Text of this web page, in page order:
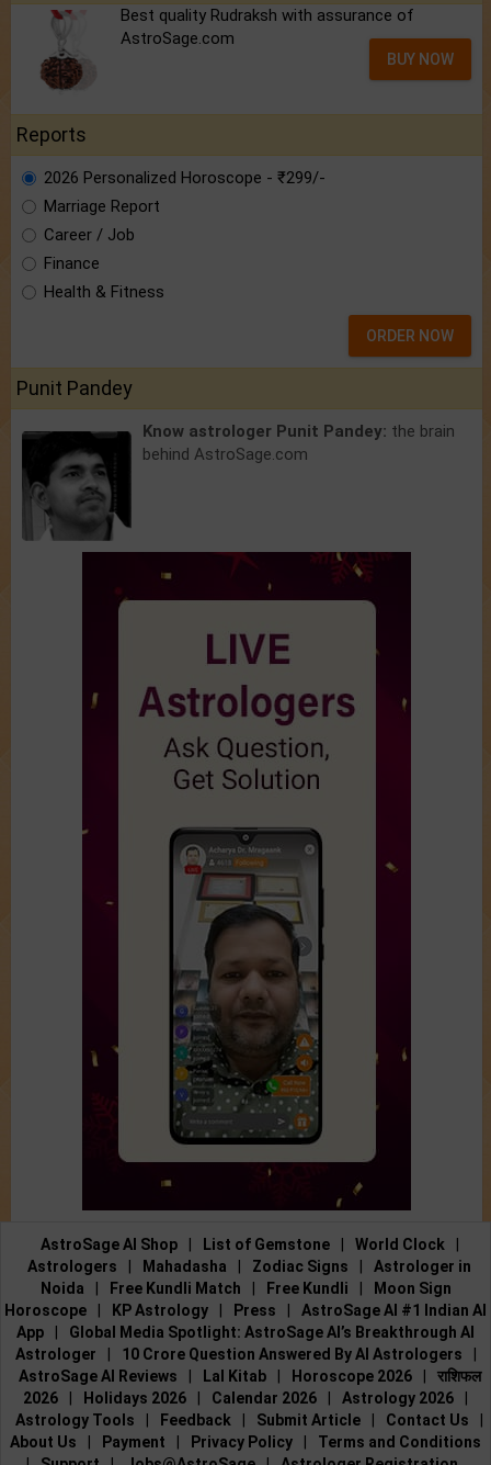
Best quality Rudraksh with assurance of
AstroSage.com
BUY NOW
Reports
2026 Personalized Horoscope - ₹299/-
Marriage Report
Career / Job
Finance
Health & Fitness
ORDER NOW
Punit Pandey
Know astrologer Punit Pandey: the brain
behind AstroSage.com
AstroSage AI Shop List of Gemstone World Clock
Astrologers
Mahadasha Zodiac Signs
Astrologer in
Noida
Free Kundli Match Free Kundli
Moon Sign
Horoscope
KP Astrology Press
AstroSage AI #1 Indian AI
App
Global Media Spotlight: AstroSage AI’s Breakthrough AI
Astrologer
10 Crore Question Answered By AI Astrologers
AstroSage AI Reviews
Lal Kitab Horoscope 2026
राशिफल
2026
Holidays 2026 Calendar 2026 Astrology 2026
Astrology Tools
Feedback Submit Article Contact Us
About Us
Payment Privacy Policy
Terms and Conditions